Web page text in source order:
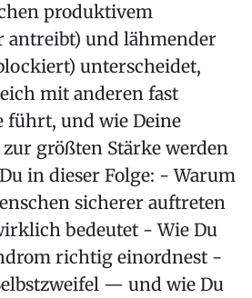
produktivem
antreibt) und lähmender
unterscheidet,
mit anderen fast
und wie Deine
größten Stärke werden
in dieser Folge: - Warum
sicherer auftreten
bedeutet - Wie Du
richtig einordnest -
— und wie Du